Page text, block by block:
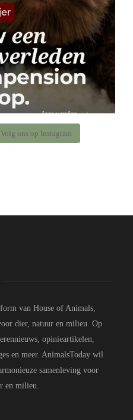
Volg ons op Instagram
van House of Animals,
dier, natuur en milieu. Op
opinieartikelen,
en meer. AnimalsToday wil
samenleving voor
en milieu.